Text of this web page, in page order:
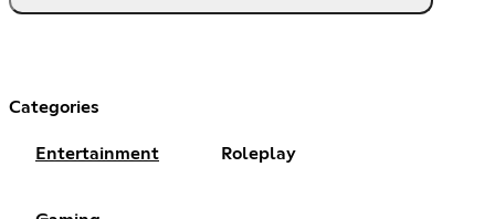
Categories
Entertainment Roleplay